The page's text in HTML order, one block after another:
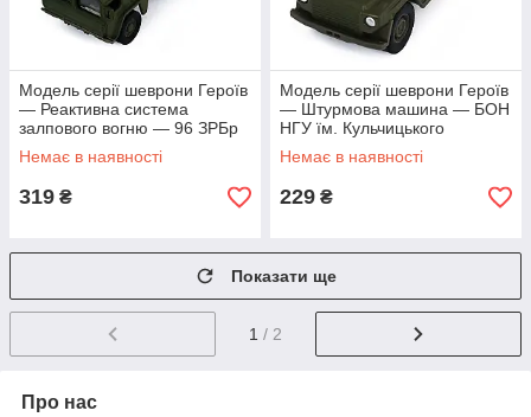
Модель серії шеврони Героїв
— Реактивна система
залпового вогню — 96 ЗРБр
Немає в наявності
319 ₴
Модель серії шеврони Героїв
— Штурмова машина — БОН
НГУ їм. Кульчицького
Немає в наявності
229 ₴
Показати ще
1 / 2
Про нас